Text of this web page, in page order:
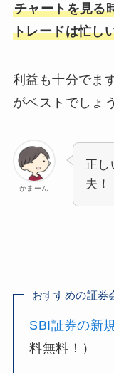
チャートを見る
トレードは忙し
利益も十分でま
がベストでしょう
かまーん
正し
夫！
おすすめの証券
SBI証券の新
料無料！）